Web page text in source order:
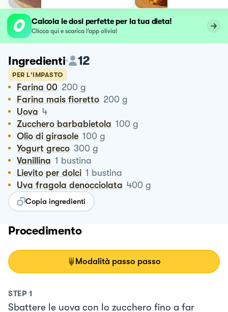
Calcola le dosi perfette per la tua dieta!
Clicca qui e scarica l’app olivia!
Ingredienti 12
PER L'IMPASTO
Farina 00 200 g
Farina mais fioretto 200 g
Uova 4
Zucchero barbabietola 100 g
Olio di girasole 100 g
Yogurt greco 300 g
Vanillina 1 bustina
Lievito per dolci 1 bustina
Uva fragola denocciolata 400 g
Copia ingredienti
Procedimento
Modalità passo passo
STEP 1
Sbattere le uova con lo zucchero fino a far